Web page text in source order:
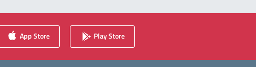
App Store Play Store